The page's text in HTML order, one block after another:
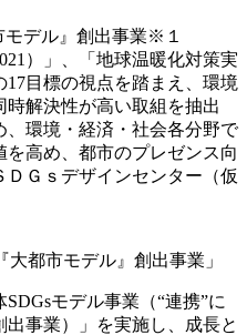
デル』創出事業※１
）」、「地球温暖化対策実
目標の視点を踏まえ、環境
解決性が高い取組を抽出
環境・経済・社会各分野で
高め、都市のプレゼンス向
ＤＧｓデザインセンター（仮
都市モデル』創出事業」
モデル事業（“連携”に
事業）」を実施し、成長と